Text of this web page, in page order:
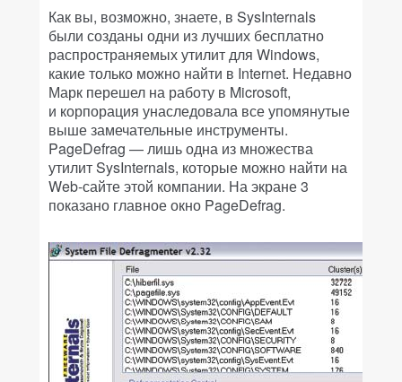
Как вы, возможно, знаете, в SysInternals
были созданы одни из лучших бесплатно
распространяемых утилит для Windows,
какие только можно найти в Internet. Недавно
Марк перешел на работу в Microsoft,
и корпорация унаследовала все упомянутые
выше замечательные инструменты.
PageDefrag — лишь одна из множества
утилит SysInternals, которые можно найти на
Web-сайте этой компании. На экране 3
показано главное окно PageDefrag.